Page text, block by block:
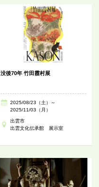
没後70年 竹田霞村展
2025/08/23（土）～
2025/11/03（月）
出雲市
出雲文化伝承館 展示室